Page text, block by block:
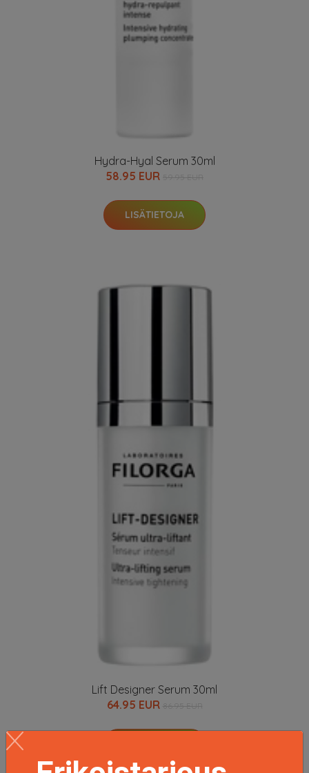
Hydra-Hyal Serum 30ml
58.95 EUR
LISÄTIETOJA
Lift Designer Serum 30ml
64.95 EUR